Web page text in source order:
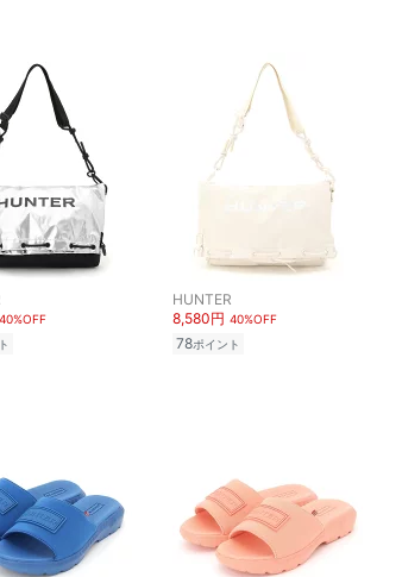
40%OFF
HUNTER
8,580円 40%OFF
78ポイント